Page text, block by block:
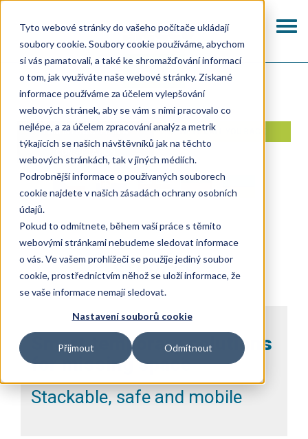
Tyto webové stránky do vašeho počítače ukládají
soubory cookie. Soubory cookie používáme, abychom
si vás pamatovali, a také ke shromažďování informací
o tom, jak využíváte naše webové stránky. Získané
informace používáme za účelem vylepšování
webových stránek, aby se vám s nimi pracovalo co
nejlépe, a za účelem zpracování analýz a metrik
týkajících se našich návštěvníků jak na těchto
webových stránkách, tak v jiných médiích.
Podrobnější informace o používaných souborech
cookie najdete v našich zásadách ochrany osobních
údajů.
Pokud to odmítnete, během vaší práce s těmito
webovými stránkami nebudeme sledovat informace
o vás. Ve vašem prohlížeči se použije jediný soubor
cookie, prostřednictvím něhož se uloží informace, že
se vaše informace nemají sledovat.
Nastavení souborů cookie
Přijmout Odmítnout
content
I AM INTERESTED IN A WE'LL CALL YOU BACK
STORAGE
Smart temporary solutions
for missing space
Stackable, safe and mobile